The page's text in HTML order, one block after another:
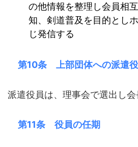
の他情報を整理し会員相
知、剣道普及を目的とし
じ発信する
第10条 上部団体への派遣
派遣役員は、理事会で選出し会
第11条 役員の任期